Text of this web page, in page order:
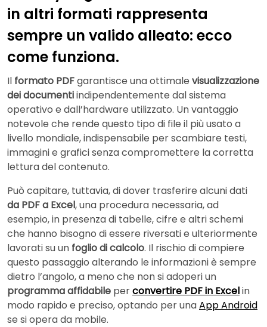
in altri formati rappresenta
sempre un valido alleato: ecco
come funziona.
Il formato PDFgarantisce una ottimale visualizzazione
dei documentiindipendentemente dal sistema
operativo e dall’hardware utilizzato. Un vantaggio
notevole che rende questo tipo di file il più usato a
livello mondiale, indispensabile per scambiare testi,
immagini e grafici senza compromettere la corretta
lettura del contenuto.
Può capitare, tuttavia, di dover trasferire alcuni dati
da PDF a Excel, una procedura necessaria, ad
esempio, in presenza di tabelle, cifre e altri schemi
che hanno bisogno di essere riversati e ulteriormente
lavorati su un foglio di calcolo. Il rischio di compiere
questo passaggio alterando le informazioni è sempre
dietro l’angolo, a meno che non si adoperi un
programma affidabile perconvertire PDF in Excelin
modo rapido e preciso, optando per unaApp Android
se si opera da mobile.